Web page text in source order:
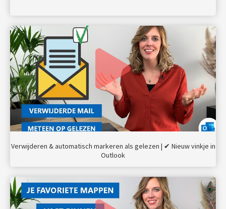
Verwijderen & automatisch markeren als gelezen | ✔ Nieuw vinkje in
Outlook